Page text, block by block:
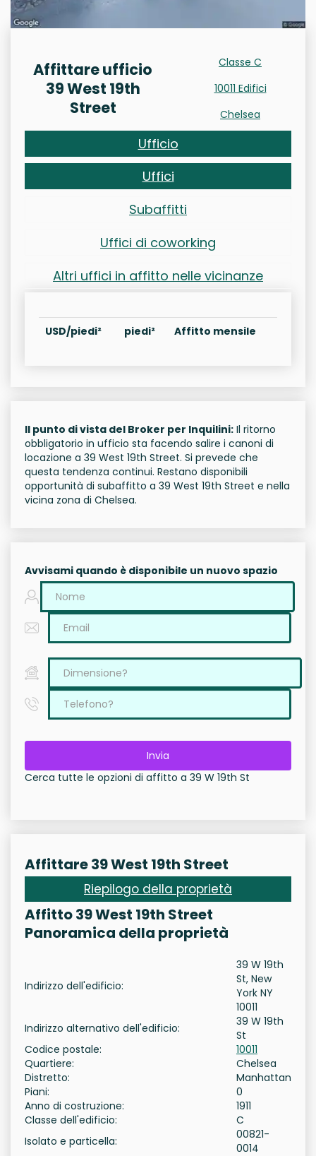
Affittare ufficio
39 West 19th
Street
Classe C
10011 Edifici
Chelsea
Ufficio
Uffici
Subaffitti
Uffici di coworking
Altri uffici in affitto nelle vicinanze
USD/piedi² piedi² Affitto mensile
Il punto di vista del Broker per Inquilini: Il ritorno
obbligatorio in ufficio sta facendo salire i canoni di
locazione a 39 West 19th Street. Si prevede che
questa tendenza continui. Restano disponibili
opportunità di subaffitto a 39 West 19th Street e nella
vicina zona di Chelsea.
Avvisami quando è disponibile un nuovo spazio
Invia
Cerca tutte le opzioni di affitto a 39 W 19th St
Affittare 39 West 19th Street
Riepilogo della proprietà
Affitto 39 West 19th Street
Panoramica della proprietà
Indirizzo dell'edificio:
39 W 19th
St, New
York NY
10011
Indirizzo alternativo dell'edificio:
39 W 19th
St
Codice postale:
10011
Quartiere:
Chelsea
Distretto:
Manhattan
Piani:
0
Anno di costruzione:
1911
Classe dell'edificio:
C
Isolato e particella:
00821-
0014